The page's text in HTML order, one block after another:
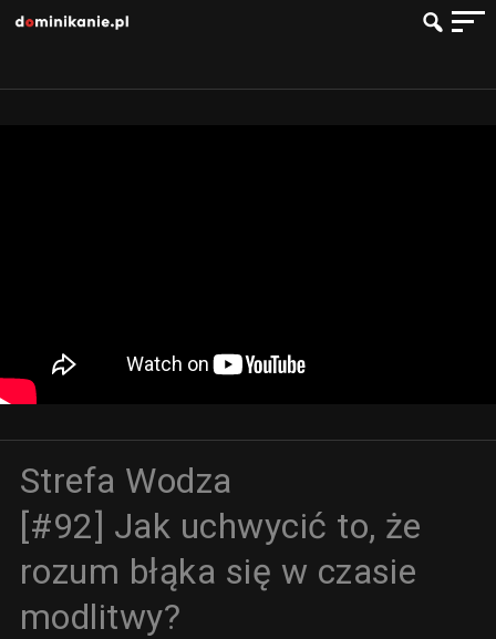
Strefa Wodza
[#92] Jak uchwycić to, że
rozum błąka się w czasie
modlitwy?